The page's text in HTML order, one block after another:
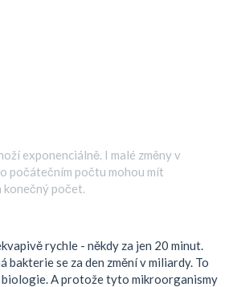
exponenciálně. I malé změny v
počátečním počtu mohou mít
konečný počet.
rychle - někdy za jen 20 minut.
bakterie se za den změní v miliardy. To
biologie. A protože tyto mikroorganismy